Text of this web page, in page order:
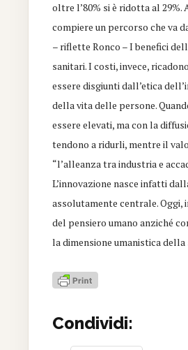
oltre l’80% si è ridotta al 29%.
compiere un percorso che va
– riflette Ronco – I benefici
sanitari. I costi, invece,
essere disgiunti dall’etica
della vita delle persone.
essere elevati, ma con la
tendono a ridurli, mentre il
“l’alleanza tra industria e
L’innovazione nasce infatti
assolutamente centrale.
del pensiero umano anziché
la dimensione umanistica della
Condividi: